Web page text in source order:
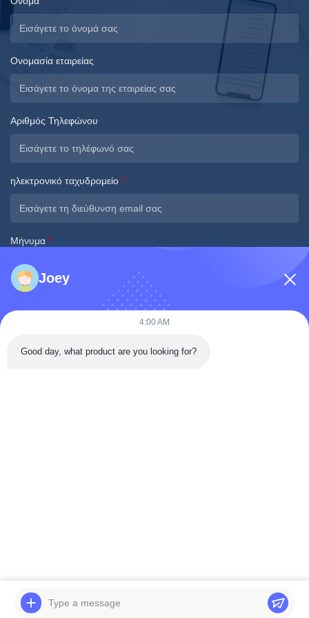
Ονομασία εταιρείας
Αριθμός Τηλεφώνου
ηλεκτρονικό ταχυδρομείο *
Μήνυμα *
Υποβάλετε τώρα
Culture & Art Co., Ltd.. Όλα. Όλα τα δικαιώματα διατηρούνται.
Joey
4:00 AM
Good day, what product are you looking for?